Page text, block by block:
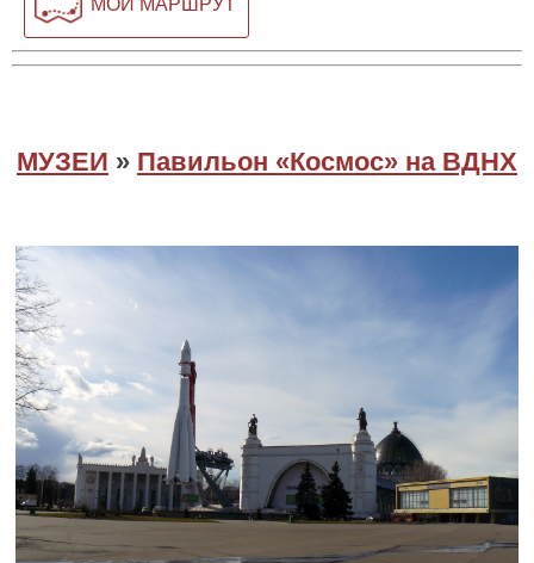
МОЙ МАРШРУТ
МУЗЕИ » Павильон «Космос» на ВДНХ